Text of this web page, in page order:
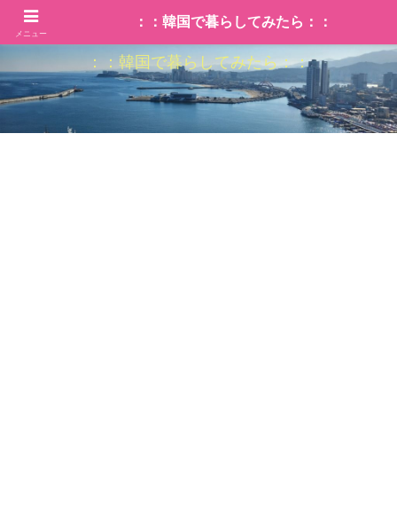
：：韓国で暮らしてみたら：：
メニュー
：：韓国で暮らしてみたら：：